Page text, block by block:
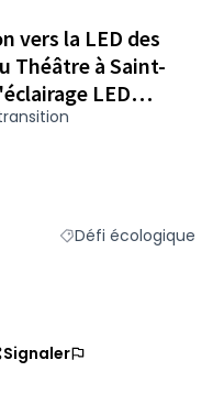
vers la LED des
Théâtre à Saint-
LED
Filtrer les résultats
Défi écologique
Signaler